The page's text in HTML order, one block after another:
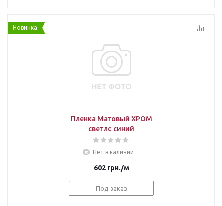
Новинка
Пленка Матовый ХРОМ
светло синий
Нет в наличии
602грн./м
Под заказ